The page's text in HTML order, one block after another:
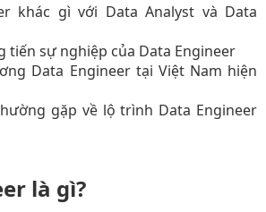
khác gì với Data Analyst và Data
tiến sự nghiệp của Data Engineer
Data Engineer tại Việt Nam hiện
gặp về lộ trình Data Engineer
là gì?